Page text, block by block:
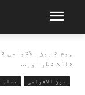
ہوم بین الاقوامی
ثالث قطر اور...
بین الاقوامی مسلم